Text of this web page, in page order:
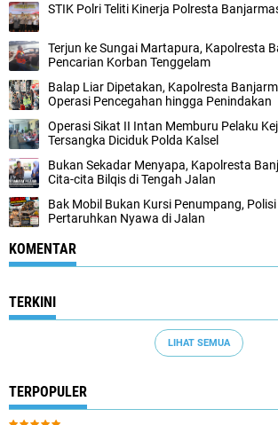
STIK Polri Teliti Kinerja Polresta
Terjun ke Sungai Martapura, Kapolresta
Pencarian Korban Tenggelam
Balap Liar Dipetakan, Kapolresta
Operasi Pencegahan hingga Penindakan
Operasi Sikat II Intan Memburu Pelaku
Tersangka Diciduk Polda Kalsel
Bukan Sekadar Menyapa, Kapolresta
Cita-cita Bilqis di Tengah Jalan
Bak Mobil Bukan Kursi Penumpang,
Pertaruhkan Nyawa di Jalan
KOMENTAR
TERKINI
LIHAT SEMUA
TERPOPULER